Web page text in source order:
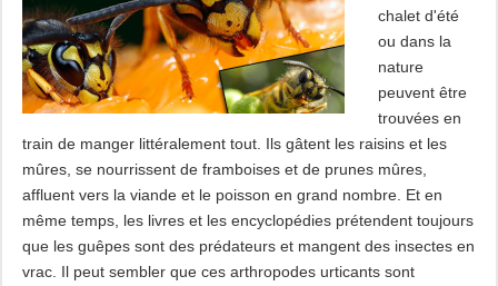
chalet d'été
ou dans la
nature
peuvent être
trouvées en
train de manger littéralement tout. Ils gâtent les raisins et les
mûres, se nourrissent de framboises et de prunes mûres,
affluent vers la viande et le poisson en grand nombre. Et en
même temps, les livres et les encyclopédies prétendent toujours
que les guêpes sont des prédateurs et mangent des insectes en
vrac. Il peut sembler que ces arthropodes urticants sont